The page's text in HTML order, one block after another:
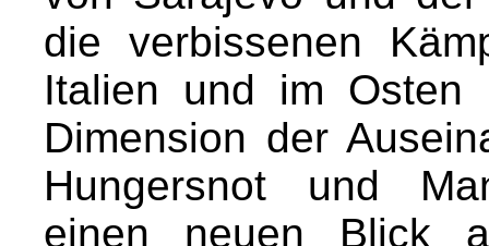
die verbissenen
Italien und im Osten
Dimension der
Hungersnot und
einen neuen Blick